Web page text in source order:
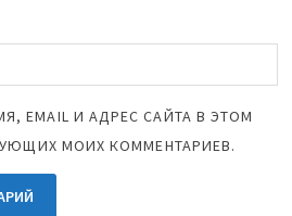
EMAIL И АДРЕС САЙТА В ЭТОМ
МОИХ КОММЕНТАРИЕВ.